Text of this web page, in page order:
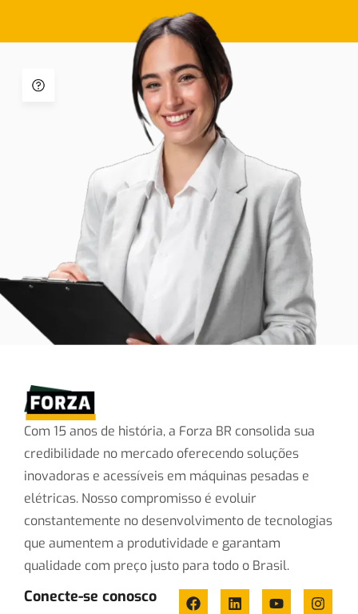
Com 15 anos de história, a Forza BR consolida sua
credibilidade no mercado oferecendo soluções
inovadoras e acessíveis em máquinas pesadas e
elétricas. Nosso compromisso é evoluir
constantemente no desenvolvimento de tecnologias
que aumentem a produtividade e garantam
qualidade com preço justo para todo o Brasil.
Conecte-se conosco